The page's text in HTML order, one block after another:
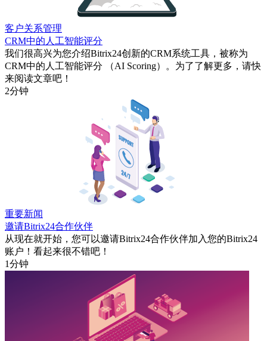
客户关系管理
CRM中的人工智能评分
我们很高兴为您介绍Bitrix24创新的CRM系统工具，被称为
CRM中的人工智能评分 （AI Scoring）。为了了解更多，请快
来阅读文章吧！
2分钟
重要新闻
邀请Bitrix24合作伙伴
从现在就开始，您可以邀请Bitrix24合作伙伴加入您的Bitrix24
账户！看起来很不错吧！
1分钟